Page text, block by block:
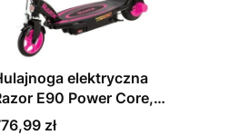
elektryczna
E90 Power Core,
(13173861)
zł